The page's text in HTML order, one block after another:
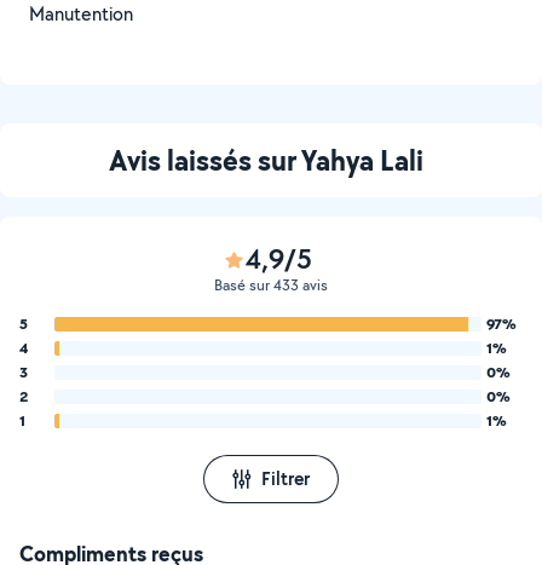
Manutention
Avis laissés sur Yahya Lali
4,9/5
Basé sur 433 avis
5
97%
4
1%
3
0%
2
0%
1
1%
Filtrer
Compliments reçus